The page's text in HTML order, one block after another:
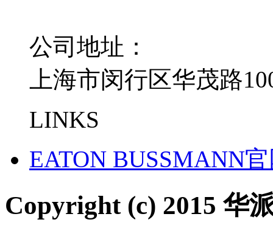
公司地址：
上海市闵行区华茂路
LINKS
EATON BUSSMANN
Copyright (c) 2015 华